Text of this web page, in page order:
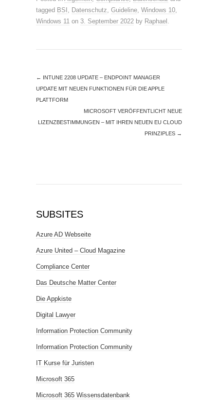
tagged BSI , Datenschutz, Guideline, Windows 10,
Windows 11 on 3. September 2022 by Raphael .
← INTUNE 2208 UPDATE – ENDPOINT MANAGER
UPDATE MIT NEUEN FUNKTIONEN FÜR DIE APPLE
PLATTFORM
MICROSOFT VERÖFFENTLICHT NEUE
LIZENZBESTIMMUNGEN – MIT IHREN NEUEN EU CLOUD
PRINZIPLES →
SUBSITES
Azure AD Webseite
Azure United – Cloud Magazine
Compliance Center
Das Deutsche Matter Center
Die Appkiste
Digital Lawyer
Information Protection Community
Information Protection Community
IT Kurse für Juristen
Microsoft 365
Microsoft 365 Wissensdatenbank